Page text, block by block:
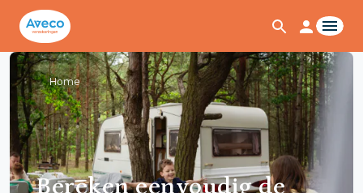
Home
Bereken eenvoudig de